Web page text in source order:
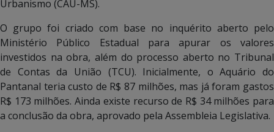
Urbanismo (CAU-MS).
O grupo foi criado com base no inquérito aberto pelo
Ministério Público Estadual para apurar os valores
investidos na obra, além do processo aberto no Tribunal
de Contas da União (TCU). Inicialmente, o Aquário do
Pantanal teria custo de R$ 87 milhões, mas já foram gastos
R$ 173 milhões. Ainda existe recurso de R$ 34 milhões para
a conclusão da obra, aprovado pela Assembleia Legislativa.